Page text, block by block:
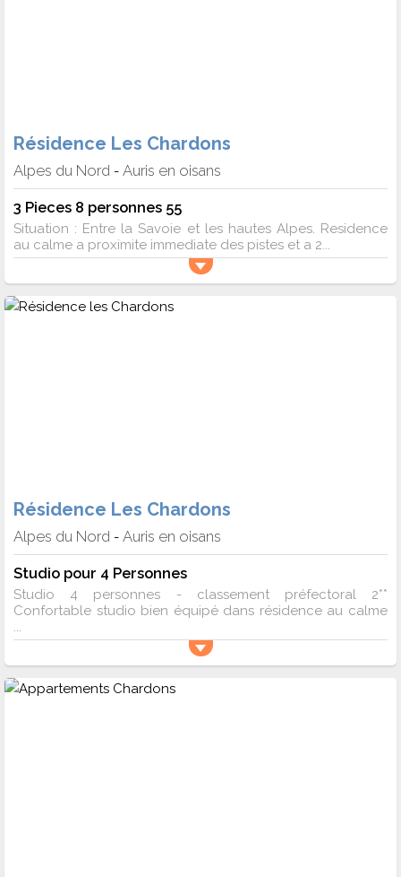
Résidence Les Chardons
Alpes du Nord - Auris en oisans
3 Pieces 8 personnes 55
Situation : Entre la Savoie et les hautes Alpes. Residence
au calme a proximite immediate des pistes et a 2...
Résidence Les Chardons
Alpes du Nord - Auris en oisans
Studio pour 4 Personnes
Studio 4 personnes - classement préfectoral 2**
Confortable studio bien équipé dans résidence au calme
...